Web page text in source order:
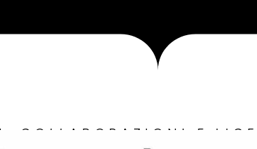
COLLABORAZIONI E